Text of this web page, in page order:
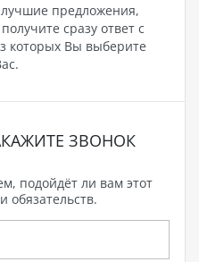
предложения,
сразу ответ с
которых Вы выберите
ЗВОНОК
подойдёт ли вам этот
обязательств.